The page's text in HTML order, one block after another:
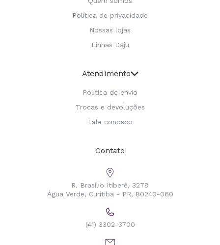
Política de privacidade
Nossas lojas
Linhas Daju
Atendimento
Política de envio
Trocas e devoluções
Fale conosco
Contato
R. Brasílio Itiberê, 3279
Água Verde, Curitiba - PR, 80240-060
(41) 3302-3700